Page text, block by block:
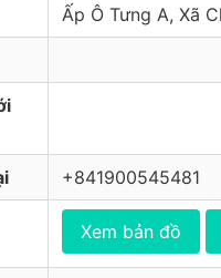
Ấp Ô Tưng A, Xã
+841900545481
Xem bản đồ